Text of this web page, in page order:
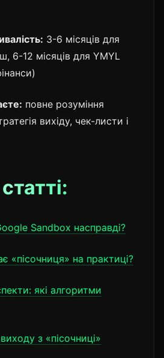
3-6 місяців для
6-12 місяців для YMYL
повне розуміння
вихіду, чек-листи і
Sandbox насправді?
«пісочниця» на практиці?
які алгоритми
з «пісочниці»